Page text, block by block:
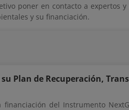
poner en contacto a expertos
y su financiación.
Plan de Recuperación,
del Instrumento